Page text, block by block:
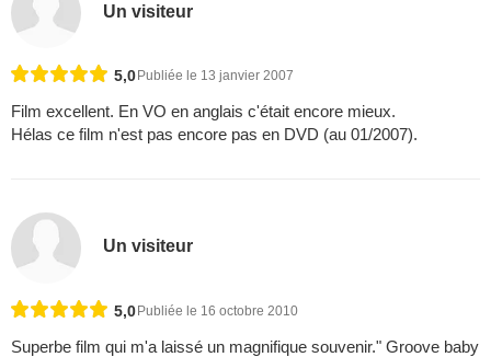
Un visiteur
5,0 Publiée le 13 janvier 2007
Film excellent. En VO en anglais c'était encore mieux.
Hélas ce film n'est pas encore pas en DVD (au 01/2007).
Un visiteur
5,0Publiée le 16 octobre 2010
Superbe film qui m'a laissé un magnifique souvenir." Groove baby